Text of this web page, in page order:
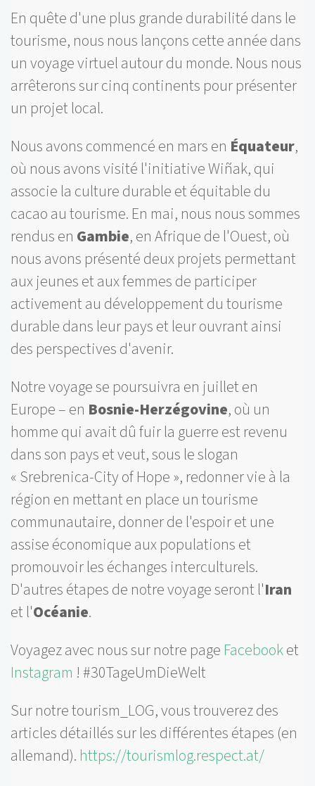
En quête d'une plus grande durabilité dans le
tourisme, nous nous lançons cette année dans
un voyage virtuel autour du monde. Nous nous
arrêterons sur cinq continents pour présenter
un projet local.
Nous avons commencé en mars en Équateur,
où nous avons visité l'initiative Wiñak, qui
associe la culture durable et équitable du
cacao au tourisme. En mai, nous nous sommes
rendus en Gambie, en Afrique de l'Ouest, où
nous avons présenté deux projets permettant
aux jeunes et aux femmes de participer
activement au développement du tourisme
durable dans leur pays et leur ouvrant ainsi
des perspectives d'avenir.
Notre voyage se poursuivra en juillet en
Europe – en Bosnie-Herzégovine, où un
homme qui avait dû fuir la guerre est revenu
dans son pays et veut, sous le slogan
« Srebrenica-City of Hope », redonner vie à la
région en mettant en place un tourisme
communautaire, donner de l'espoir et une
assise économique aux populations et
promouvoir les échanges interculturels.
D'autres étapes de notre voyage seront l'Iran
et l'Océanie.
Voyagez avec nous sur notre page Facebooket
Instagram ! #30TageUmDieWelt
Sur notre tourism_LOG, vous trouverez des
articles détaillés sur les différentes étapes (en
allemand). https://tourismlog.respect.at/